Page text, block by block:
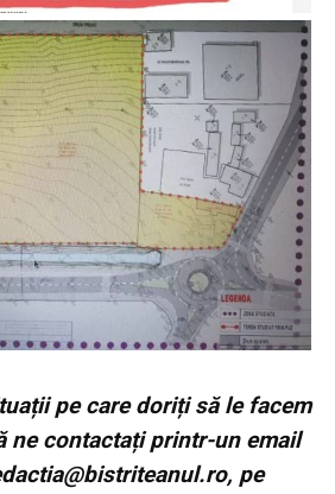
pe care doriți să le facem
ne contactați printr-un email
, pe